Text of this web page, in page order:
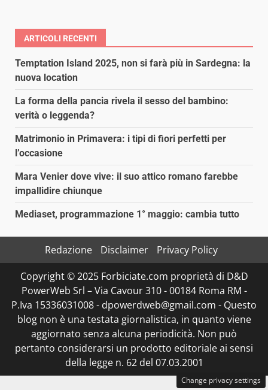
ARTICOLI RECENTI
Temptation Island 2025, non si farà più in Sardegna: la
nuova location
La forma della pancia rivela il sesso del bambino:
verità o leggenda?
Matrimonio in Primavera: i tipi di fiori perfetti per
l’occasione
Mara Venier dove vive: il suo attico romano farebbe
impallidire chiunque
Mediaset, programmazione 1° maggio: cambia tutto
Redazione Disclaimer
Privacy Policy
Copyright © 2025 Forbiciate.com proprietà di D&D
PowerWeb Srl – Via Cavour 310 - 00184 Roma RM -
P.Iva 15336031008 - dpowerdweb@gmail.com - Questo
blog non è una testata giornalistica, in quanto viene
aggiornato senza alcuna periodicità. Non può
pertanto considerarsi un prodotto editoriale ai sensi
della legge n. 62 del 07.03.2001
Change privacy settings